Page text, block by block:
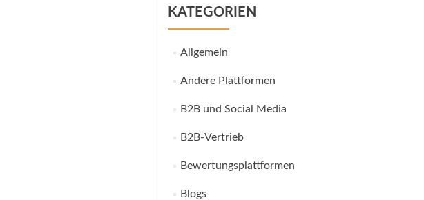
KATEGORIEN
Allgemein
Andere Plattformen
B2B und Social Media
B2B-Vertrieb
Bewertungsplattformen
Blogs